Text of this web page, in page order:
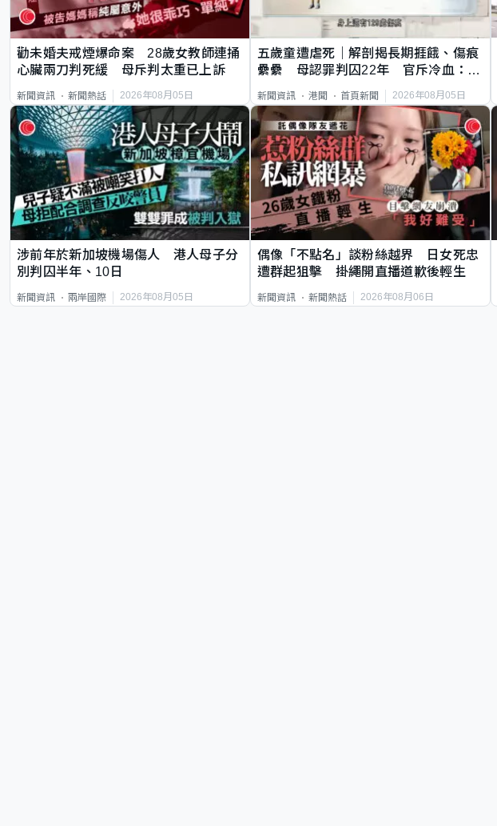
勸未婚夫戒煙爆命案 28歲女教師連捅
心臟兩刀判死緩 母斥判太重已上訴
新聞資訊 新聞熱話 2026年08月05日
五歲童遭虐死｜解剖揭長期捱餓、傷痕
纍纍 母認罪判囚22年 官斥冷血：同
新聞資訊 港聞 首頁新聞 2026年08月05日
涉前年於新加坡機場傷人 港人母子分
別判囚半年、10日
新聞資訊 兩岸國際 2026年08月05日
偶像「不點名」談粉絲越界 日女死忠
遭群起狙擊 掛繩開直播道歉後輕生
新聞資訊 新聞熱話 2026年08月06日